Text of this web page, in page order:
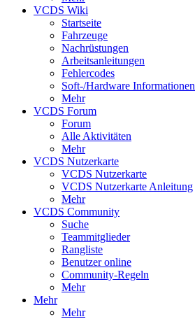
VCDS Wiki
Startseite
Fahrzeuge
Nachrüstungen
Arbeitsanleitungen
Fehlercodes
Soft-/Hardware Informationen
Mehr
VCDS Forum
Forum
Alle Aktivitäten
Mehr
VCDS Nutzerkarte
VCDS Nutzerkarte
VCDS Nutzerkarte Anleitung
Mehr
VCDS Community
Suche
Teammitglieder
Rangliste
Benutzer online
Community-Regeln
Mehr
Mehr
Mehr